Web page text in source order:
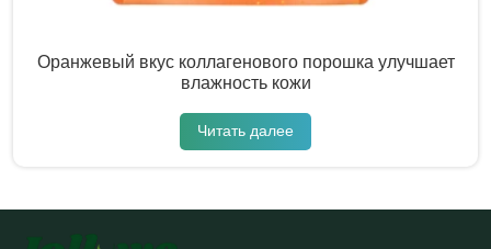
Оранжевый вкус коллагенового порошка улучшает
влажность кожи
Читать далее